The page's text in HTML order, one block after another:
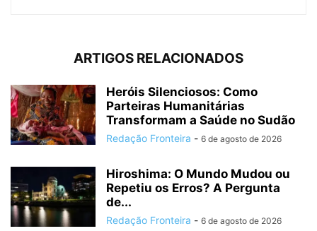
ARTIGOS RELACIONADOS
Heróis Silenciosos: Como
Parteiras Humanitárias
Transformam a Saúde no Sudão
Redação Fronteira - 6 de agosto de 2026
Hiroshima: O Mundo Mudou ou
Repetiu os Erros? A Pergunta
de...
Redação Fronteira - 6 de agosto de 2026